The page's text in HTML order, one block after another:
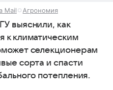
Mail Агрономия
выяснили, как
к климатическим
селекционерам
сорта и спасти
потепления.